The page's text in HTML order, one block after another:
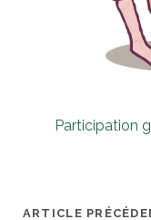
Participation
ARTICLE